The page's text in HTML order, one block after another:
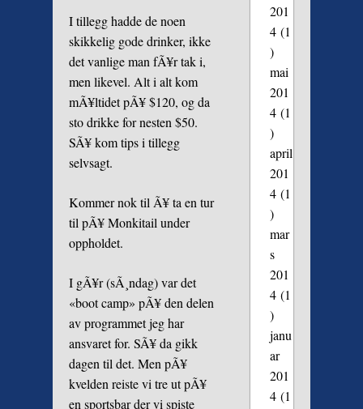
I tillegg hadde de noen
skikkelig gode drinker, ikke
det vanlige man fÃ¥r tak i,
men likevel. Alt i alt kom
mÃ¥ltidet pÃ¥ $120, og da
sto drikke for nesten $50.
SÃ¥ kom tips i tillegg
selvsagt.
Kommer nok til Ã¥ ta en tur
til pÃ¥ Monkitail under
oppholdet.
I gÃ¥r (sÃ¸ndag) var det
«boot camp» pÃ¥ den delen
av programmet jeg har
ansvaret for. SÃ¥ da gikk
dagen til det. Men pÃ¥
kvelden reiste vi tre ut pÃ¥
en sportsbar der vi spiste
201
4(1
)
mai
201
4(1
)
april
201
4(1
)
mar
s
201
4(1
)
janu
ar
201
4(1